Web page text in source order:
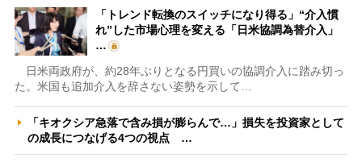
「トレンド転換のスイッチになり得る」“介入慣
れ”した市場心理を変える「日米協調為替介入」
…
日米両政府が、約28年ぶりとなる円買いの協調介入に踏み切っ
た。米国も追加介入を辞さない姿勢を示して…
「キオクシア急落で含み損が膨らんで…」損失を投資家として
の成長につなげる4つの視点 …